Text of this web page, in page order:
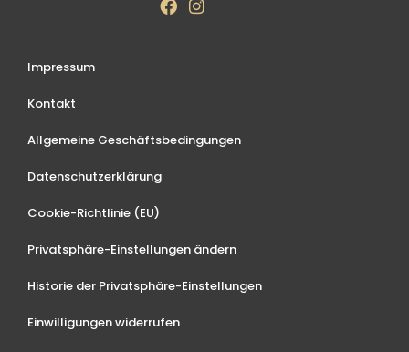
Impressum
Kontakt
Allgemeine Geschäftsbedingungen
Datenschutzerklärung
Cookie-Richtlinie (EU)
Privatsphäre-Einstellungen ändern
Historie der Privatsphäre-Einstellungen
Einwilligungen widerrufen